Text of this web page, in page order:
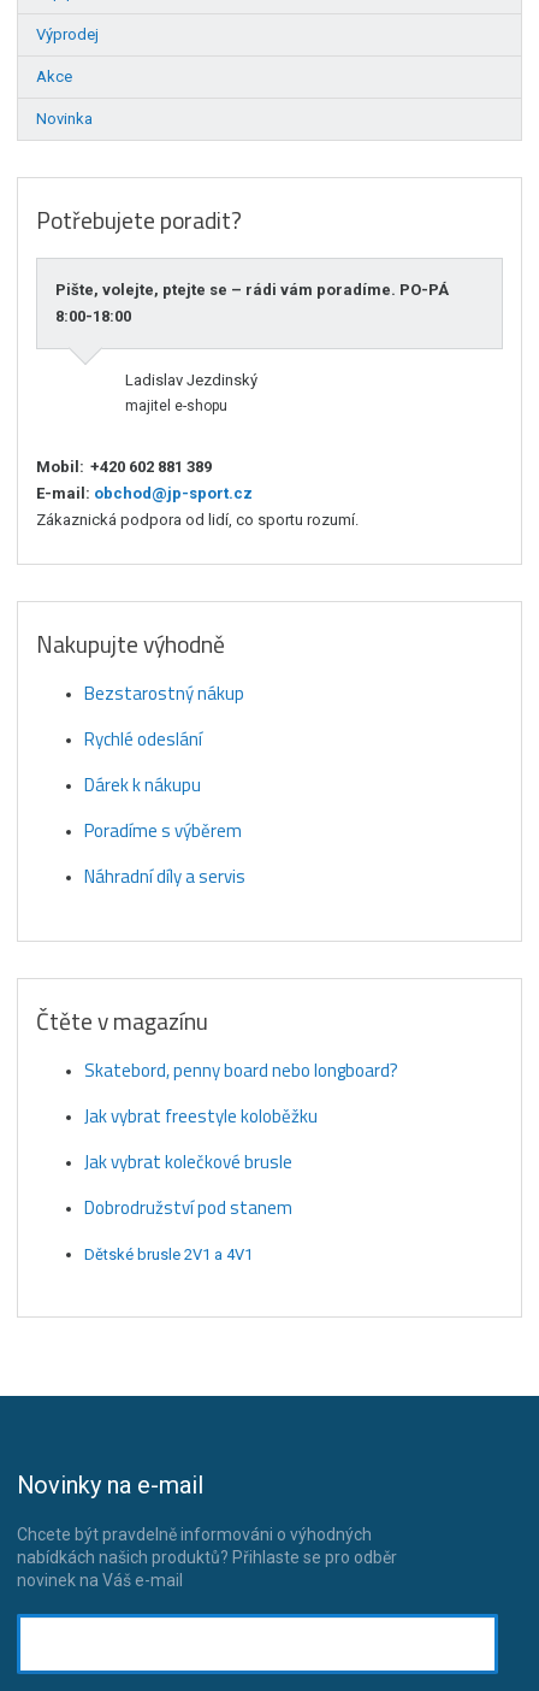
Výprodej
Akce
Novinka
Potřebujete poradit?
Pište, volejte, ptejte se – rádi vám poradíme. PO-PÁ
8:00-18:00
Ladislav Jezdinský
majitel e-shopu
Mobil: +420 602 881 389
E-mail: obchod@jp-sport.cz
Zákaznická podpora od lidí, co sportu rozumí.
Nakupujte výhodně
Bezstarostný nákup
Rychlé odeslání
Dárek k nákupu
Poradíme s výběrem
Náhradní díly a servis
Čtěte v magazínu
Skatebord, penny board nebo longboard?
Jak vybrat freestyle koloběžku
Jak vybrat kolečkové brusle
Dobrodružství pod stanem
Dětské brusle 2V1 a 4V1
Novinky na e-mail
Chcete být pravdelně informováni o výhodných
nabídkách našich produktů? Přihlaste se pro odběr
novinek na Váš e-mail